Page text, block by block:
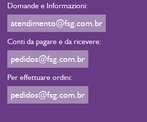
Domande e Informazioni:
atendimento@fsg.com.br
Conti da pagare e da ricevere:
pedidos@fsg.com.br
Per effettuare ordini:
pedidos@fsg.com.br